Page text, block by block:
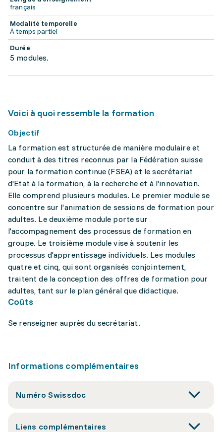
français
Modalité temporelle
À temps partiel
Durée
5 modules.
Voici à quoi ressemble la formation
Objectif
La formation est structurée de manière modulaire et
conduit à des titres reconnus par la Fédération suisse
pour la formation continue (FSEA) et le secrétariat
d'Etat à la formation, à la recherche et à l'innovation.
Elle comprend plusieurs modules. Le premier module se
concentre sur l'animation de sessions de formation pour
adultes. Le deuxième module porte sur
l'accompagnement des processus de formation en
groupe. Le troisième module vise à soutenir les
processus d'apprentissage individuels. Les modules
quatre et cinq, qui sont organisés conjointement,
traitent de la conception des offres de formation pour
adultes, tant sur le plan général que didactique.
Coûts
Se renseigner auprès du secrétariat.
Informations complémentaires
Numéro Swissdoc
Liens complémentaires